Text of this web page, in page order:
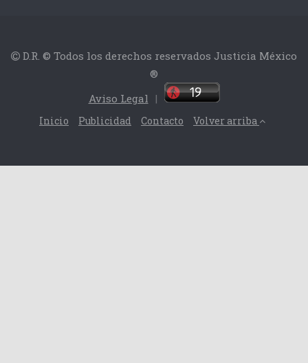
D.R. © Todos los derechos reservados Justicia México
®
Aviso Legal |
Inicio Publicidad Contacto Volver arriba